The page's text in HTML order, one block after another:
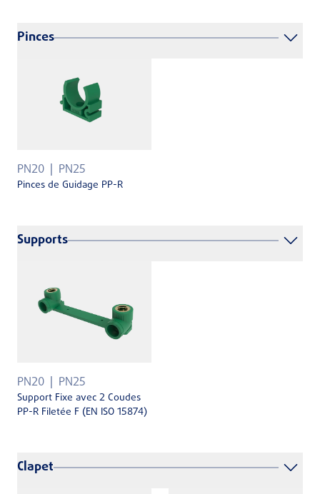
Pinces
PN20 PN25
Pinces de Guidage PP-R
Supports
PN20 PN25
Support Fixe avec 2 Coudes
PP-R Filetée F (EN ISO 15874)
Clapet